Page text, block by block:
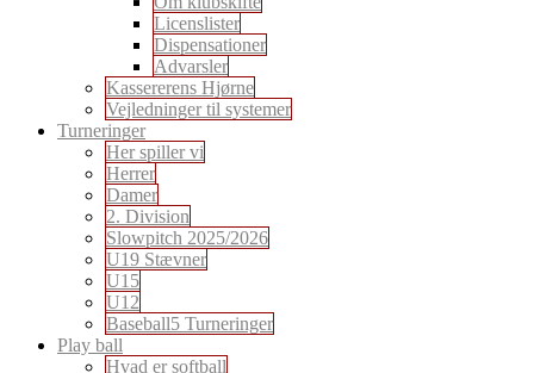
Licenslister
Dispensationer
Advarsler
Kassererens Hjørne
Vejledninger til systemer
Turneringer
Her spiller vi
Herrer
Damer
2. Division
Slowpitch 2025/2026
U19 Stævner
U15
U12
Baseball5 Turneringer
Play ball
Hvad er softball